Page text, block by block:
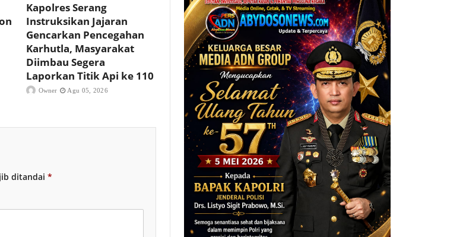
Kapolres Serang
Instruksikan Jajaran
Gencarkan Pencegahan
Karhutla, Masyarakat
Diimbau Segera
Laporkan Titik Api ke 110
Owner Agu 05, 2026
ditandai *